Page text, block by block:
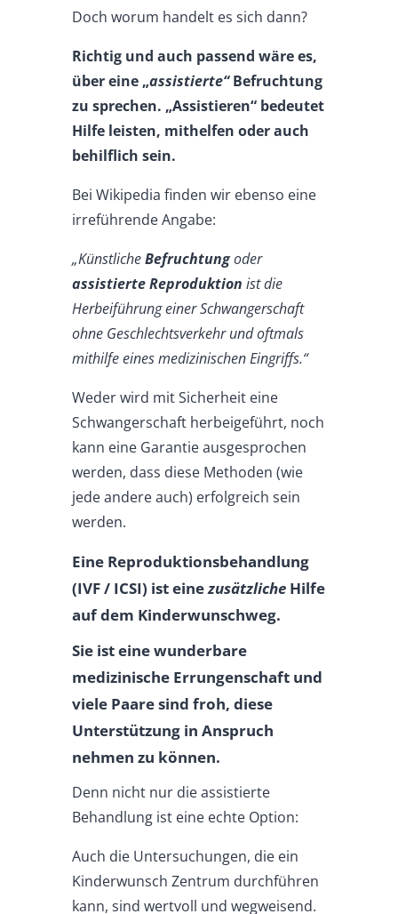
Doch worum handelt es sich dann?
Richtig und auch passend wäre es,
über eine „assistierte“Befruchtung
zu sprechen. „Assistieren“ bedeutet
Hilfe leisten, mithelfen oder auch
behilflich sein.
Bei Wikipedia finden wir ebenso eine
irreführende Angabe:
„KünstlicheBefruchtungoder
assistierte Reproduktion ist die
Herbeiführung einer Schwangerschaft
ohne Geschlechtsverkehr und oftmals
mithilfe eines medizinischen Eingriffs.“
Weder wird mit Sicherheit eine
Schwangerschaft herbeigeführt, noch
kann eine Garantie ausgesprochen
werden, dass diese Methoden (wie
jede andere auch) erfolgreich sein
werden.
Eine Reproduktionsbehandlung
(IVF / ICSI) ist einezusätzlicheHilfe
auf dem Kinderwunschweg.
Sie ist eine wunderbare
medizinische Errungenschaft und
viele Paare sind froh, diese
Unterstützung in Anspruch
nehmen zu können.
Denn nicht nur die assistierte
Behandlung ist eine echte Option:
Auch die Untersuchungen, die ein
Kinderwunsch Zentrum durchführen
kann, sind wertvoll und wegweisend.